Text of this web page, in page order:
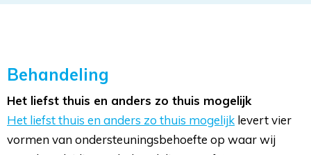
Behandeling
Het liefst thuis en anders zo thuis mogelijk
Het liefst thuis en anders zo thuis mogelijk levert vier
vormen van ondersteuningsbehoefte op waar wij